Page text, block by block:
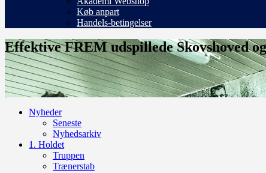
Køb anpart
Handels-betingelser
Effektive FREM udspillede Skovshoved
Nyheder
Seneste
Nyhedsarkiv
1. Holdet
Truppen
Trænerstab